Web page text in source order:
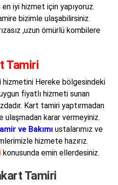
en iyi hizmet için yapıyoruz.
bizimle ulaşabilirsiniz.
,uzun ömürlü kombilere
Tamiri
hizmetini Hereke bölgesindeki
fiyatlı hizmeti sunan
Kart tamiri yaptırmadan
karar vermeyiniz.
ve Bakımı ustalarımız ve
hizmete hazırız.
konusunda emin ellerdesiniz.
Tamiri